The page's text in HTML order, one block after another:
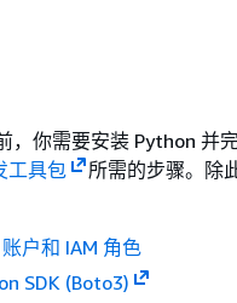
，你需要安装 Python 并
工具包
所需的步骤。除
户和 IAM 角色
SDK (Boto3)